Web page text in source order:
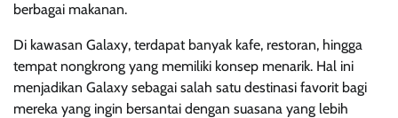
berbagai makanan.
Di kawasan Galaxy, terdapat banyak kafe, restoran, hingga
tempat nongkrong yang memiliki konsep menarik. Hal ini
menjadikan Galaxy sebagai salah satu destinasi favorit bagi
mereka yang ingin bersantai dengan suasana yang lebih